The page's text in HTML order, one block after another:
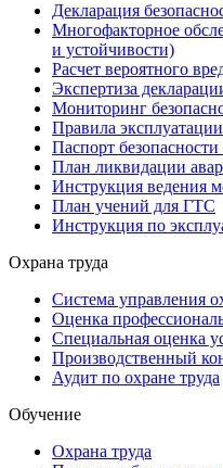
Декларация
Многофакторное
и устойчивости)
Расчет вероятного
Экспертиза
Мониторинг
Правила
Паспорт
План ликвидации
Инструкция ведения
План учений для ГТС
Инструкция по
Охрана труда
Система управления
Оценка
Специальная оценка
Производственный
Аудит по охране труда
Обучение
Охрана труда